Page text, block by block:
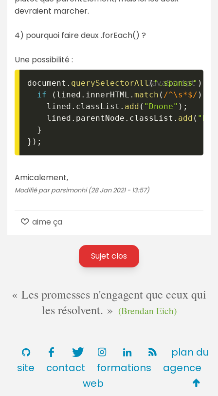
devraient marcher.
4) pourquoi faire deux .forEach() ?
Une possibilité :
document . querySelectorAll(".spanss" )
if
( lined . innerHTML . match ( /^\s*$/ )
  	lined
. classList . add ( "Dnone" ) ;
  	lined
. parentNode . classList . add (
}
} ) ;
Amicalement,
Modifié par parsimonhi (28 Jan 2021 - 13:57)
aime ça
Sujet clos
Les promesses n'engagent que ceux qui
les résolvent.
(Brendan Eich)
plan du
site
contact formations
agence
web